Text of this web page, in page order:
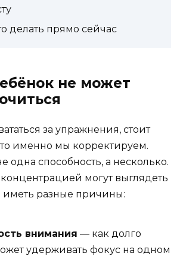
делать прямо сейчас
не может
за упражнения, стоит
именно мы корректируем.
одна способность, а несколько.
могут выглядеть
иметь разные причины:
внимания — как долго
удерживать фокус на одном